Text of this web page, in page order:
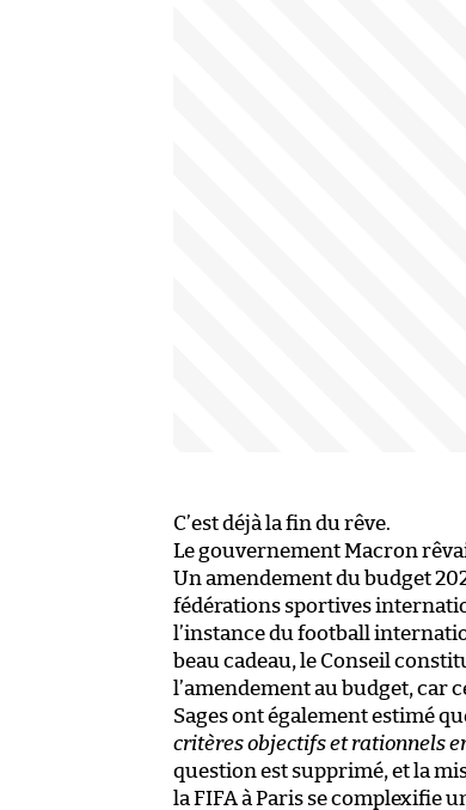
C’est déjà la fin du rêve.
Le gouvernement Macron
Un amendement du budget
fédérations sportives
l’instance du football
beau cadeau, le Conseil
l’amendement au budget, car
Sages ont également estimé
critères objectifs et rationnels
question est supprimé, et la
la FIFA à Paris se complexifie